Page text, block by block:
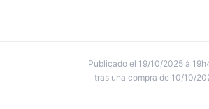
Publicado el 19/10/2025 à
tras una compra de 10/10/